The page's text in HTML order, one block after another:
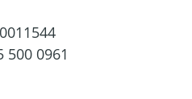
500 0961